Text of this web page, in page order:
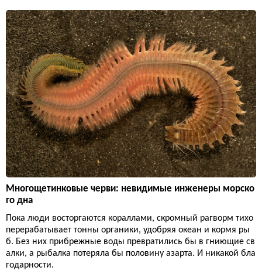
Многощетинковые черви: невидимые инженеры морско
го дна
Пока люди восторгаются кораллами, скромный рагворм тихо
перерабатывает тонны органики, удобряя океан и кормя ры
б. Без них прибрежные воды превратились бы в гниющие св
алки, а рыбалка потеряла бы половину азарта. И никакой бла
годарности.